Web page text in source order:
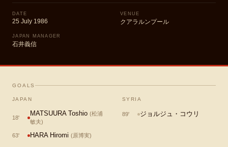
DATE
25 July 1986
VENUE
クアラルンプール
JAPAN MANAGER
石井義信
GOALS
JAPAN
18'
MATSUURA Toshio (松浦
敏夫)
63' HARA Hiromi (原博実)
SYRIA
89' ジョルジュ・コウリ